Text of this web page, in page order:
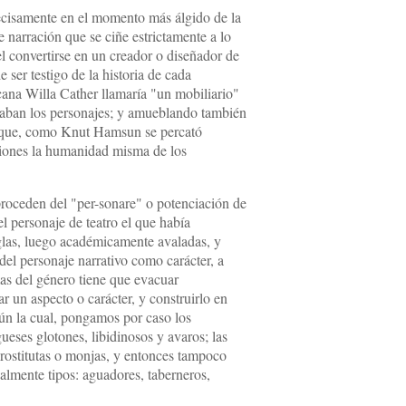
en el momento más álgido de la
que se ciñe estrictamente a lo
convertirse en un creador o diseñador de
ser testigo de la historia de cada
Willa Cather llamaría "un mobiliario"
los personajes; y amueblando también
como Knut Hamsun se percató
la humanidad misma de los
del "per-sonare" o potenciación de
personaje de teatro el que había
luego académicamente avaladas, y
personaje narrativo como carácter, a
del género tiene que evacuar
un aspecto o carácter, y construirlo en
la cual, pongamos por caso los
glotones, libidinosos y avaros; las
o monjas, y entonces tampoco
tipos: aguadores, taberneros,